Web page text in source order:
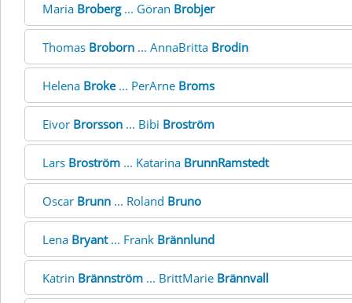
Maria Broberg... Göran Brobjer
Thomas Broborn ... AnnaBritta Brodin
Helena Broke... PerArne Broms
Eivor Brorsson ... Bibi Broström
Lars Broström ... Katarina BrunnRamstedt
Oscar Brunn ... Roland Bruno
Lena Bryant... Frank Brännlund
Katrin Brännström ... BrittMarie Brännvall